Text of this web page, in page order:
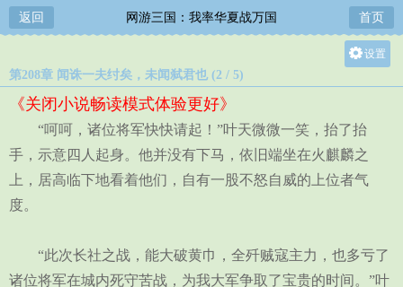
返回 网游三国：我率华夏战万国 首页
设置
中
小
第208章 闻诛一夫纣矣，未闻弑君也 (2 / 5)
《关闭小说畅读模式体验更好》
“呵呵，诸位将军快快请起！”叶天微微一笑，抬了抬
手，示意四人起身。他并没有下马，依旧端坐在火麒麟之
上，居高临下地看着他们，自有一股不怒自威的上位者气
度。
“此次长社之战，能大破黄巾，全歼贼寇主力，也多亏了
诸位将军在城内死守苦战，为我大军争取了宝贵的时间。”叶